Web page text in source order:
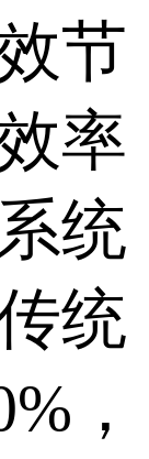
节
率
统
统
，